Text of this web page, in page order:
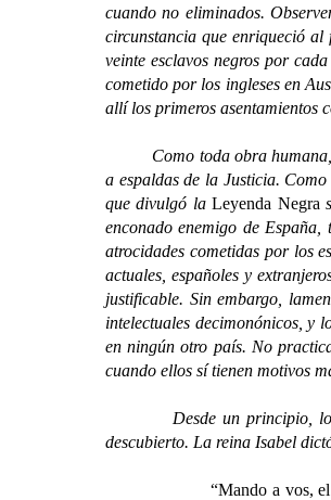
cuando no eliminados.
circunstancia que enriqueció
veinte esclavos negros por
cometido por los ingleses en
allí los primeros asentamientos
Como toda obra humana,
a espaldas de la Justicia.
que divulgó laLeyenda Negra
enconado enemigo de
atrocidades cometidas por los
actuales, españoles y
justificable. Sin embargo,
intelectuales decimonónicos, y
en ningún otro país. No
cuando ellos sí tienen motivos
Desde un principio, los
descubierto. La reina Isabel
“Mando a vos,